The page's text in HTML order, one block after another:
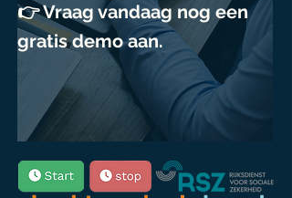
👉 Vraag vandaag nog een
gratis demo aan.